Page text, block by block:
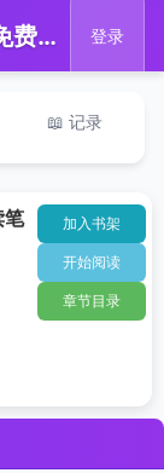
📖 温苒商冽睿温苒商冽睿免费阅读笔趣阁txt 登录
📖 记录
笔
加入书架
开始阅读
章节目录